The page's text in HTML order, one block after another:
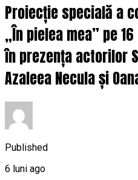
Proiecție specială a
„În pielea mea” pe
în prezența actorilor
Azaleea Necula și
Published
6 luni ago